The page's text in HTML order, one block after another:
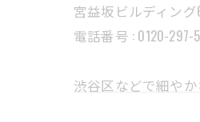
宮益坂ビルディング
電話番号 : 0120-297-
渋谷区などで細や